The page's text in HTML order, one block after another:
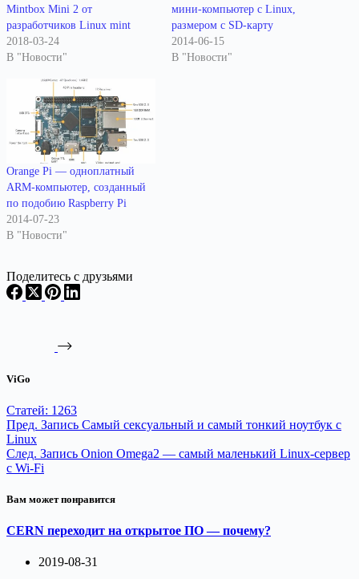
Mintbox Mini 2 от
разработчиков Linux mint
2018-03-24
В "Новости"
мини-компьютер с Linux,
размером с SD-карту
2014-06-15
В "Новости"
Orange Pi — одноплатный
ARM-компьютер, созданный
по подобию Raspberry Pi
2014-07-23
В "Новости"
Поделитесь с друзьями
ViGo
Статей: 1263
Пред. Запись Самый сексуальный и самый тонкий ноутбук c
Linux
След. Запись Onion Omega2 — самый маленький Linux-сервер
с Wi-Fi
Вам может понравится
CERN переходит на открытое ПО — почему?
2019-08-31